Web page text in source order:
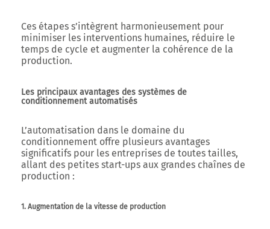
Ces étapes s’intègrent harmonieusement pour
minimiser les interventions humaines, réduire le
temps de cycle et augmenter la cohérence de la
production.
Les principaux avantages des systèmes de
conditionnement automatisés
L’automatisation dans le domaine du
conditionnement offre plusieurs avantages
significatifs pour les entreprises de toutes tailles,
allant des petites start-ups aux grandes chaînes de
production :
1. Augmentation de la vitesse de production